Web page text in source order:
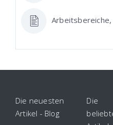
Arbeitsbereiche,
Die neuesten
Artikel - Blog
Die